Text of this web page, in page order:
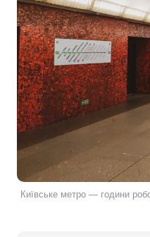
Київське метро — години